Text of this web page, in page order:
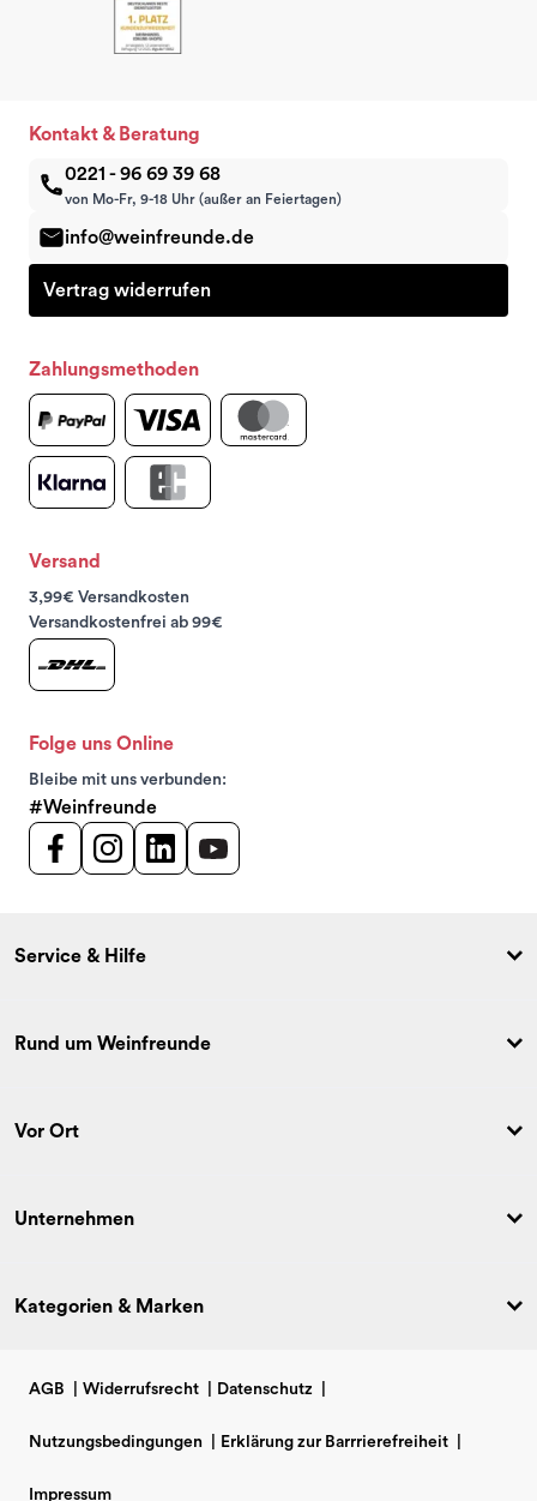
Kontakt & Beratung
0221 - 96 69 39 68
von Mo-Fr, 9-18 Uhr (außer an Feiertagen)
info@weinfreunde.de
Vertrag widerrufen
Zahlungsmethoden
Versand
3,99€ Versandkosten
Versandkostenfrei ab 99€
Folge uns Online
Bleibe mit uns verbunden:
#Weinfreunde
Service & Hilfe
Rund um Weinfreunde
Vor Ort
Unternehmen
Kategorien & Marken
AGB Widerrufsrecht Datenschutz
Nutzungsbedingungen Erklärung zur Barrrierefreiheit
Impressum